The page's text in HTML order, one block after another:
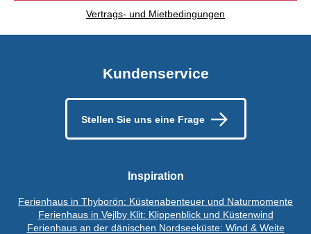
Vertrags- und Mietbedingungen
Kundenservice
Stellen Sie uns eine Frage
Inspiration
Ferienhaus in Thyborön: Küstenabenteuer und Naturmomente
Ferienhaus in Vejlby Klit: Klippenblick und Küstenwind
Ferienhaus an der dänischen Nordseeküste: Wind & Weite